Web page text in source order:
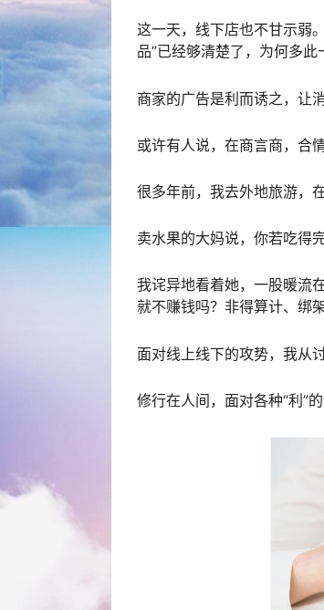
这一天，线下店也不甘示弱
品”已经够清楚了，为何多
商家的广告是利而诱之，让
或许有人说，在商言商，合
很多年前，我去外地旅游，
卖水果的大妈说，你若吃得
我诧异地看着她，一股暖流
就不赚钱吗？非得算计、绑架
面对线上线下的攻势，我从
修行在人间，面对各种“利”